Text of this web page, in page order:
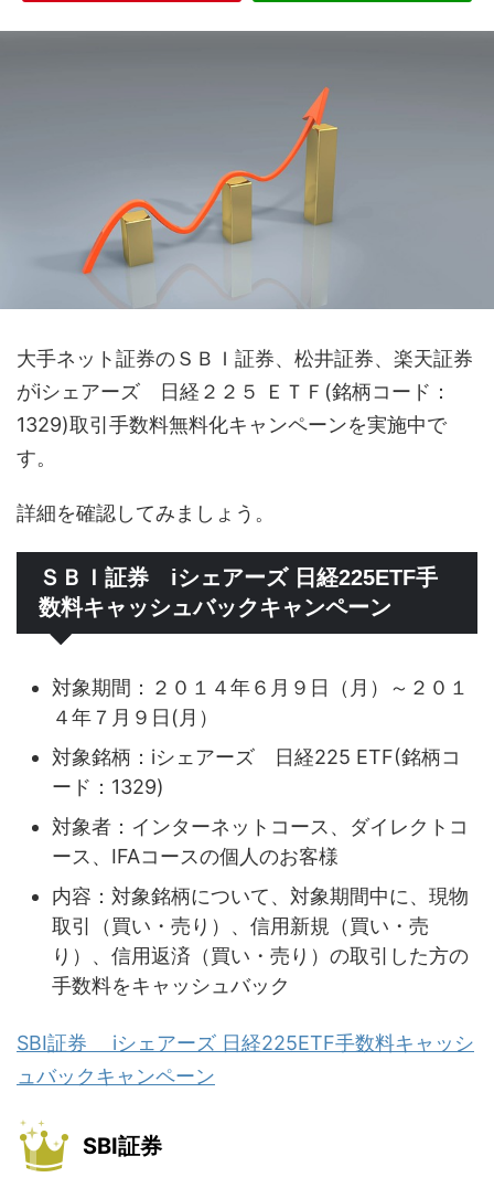
大手ネット証券のＳＢＩ証券、松井証券、楽天証券
がiシェアーズ 日経２２５ ＥＴＦ(銘柄コード：
1329)取引手数料無料化キャンペーンを実施中で
す。
詳細を確認してみましょう。
ＳＢＩ証券 iシェアーズ 日経225ETF手
数料キャッシュバックキャンペーン
対象期間：２０１４年６月９日（月）～２０１
４年７月９日(月）
対象銘柄：iシェアーズ 日経225 ETF(銘柄コ
ード：1329)
対象者：インターネットコース、ダイレクトコ
ース、IFAコースの個人のお客様
内容：対象銘柄について、対象期間中に、現物
取引（買い・売り）、信用新規（買い・売
り）、信用返済（買い・売り）の取引した方の
手数料をキャッシュバック
SBI証券 iシェアーズ 日経225ETF手数料キャッシ
ュバックキャンペーン
SBI証券